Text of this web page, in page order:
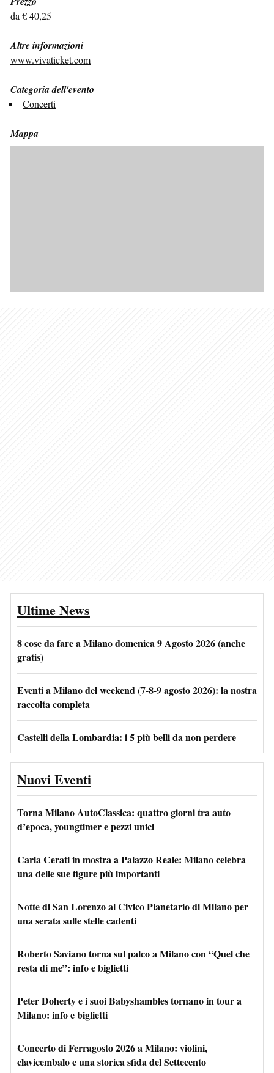
da € 40,25
Altre informazioni
www.vivaticket.com
Categoria dell'evento
Concerti
Mappa
Ultime News
8 cose da fare a Milano domenica 9 Agosto 2026 (anche
gratis)
Eventi a Milano del weekend (7-8-9 agosto 2026): la nostra
raccolta completa
Castelli della Lombardia: i 5 più belli da non perdere
Nuovi Eventi
Torna Milano AutoClassica: quattro giorni tra auto
d’epoca, youngtimer e pezzi unici
Carla Cerati in mostra a Palazzo Reale: Milano celebra
una delle sue figure più importanti
Notte di San Lorenzo al Civico Planetario di Milano per
una serata sulle stelle cadenti
Roberto Saviano torna sul palco a Milano con “Quel che
resta di me”: info e biglietti
Peter Doherty e i suoi Babyshambles tornano in tour a
Milano: info e biglietti
Concerto di Ferragosto 2026 a Milano: violini,
clavicembalo e una storica sfida del Settecento